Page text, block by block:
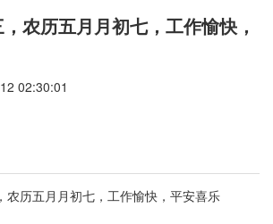
农历五月月初七，工作愉快，
02:30:01
农历五月月初七，工作愉快，平安喜乐